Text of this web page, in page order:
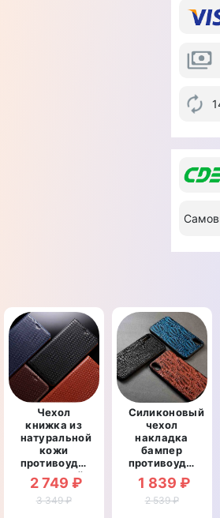
Чехол
книжка из
натуральной
кожи
противоударный
магнитный
для OnePlus
Ace 2 / 11R
2 749 ₽
3 349 ₽
Силиконовый
чехол
накладка
бампер
противоударный
со
вставкой из
натуральной
1 839 ₽
2 539 ₽